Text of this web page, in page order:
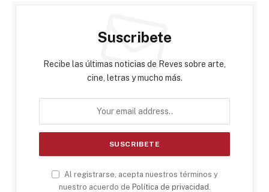
Suscribete
Recibe las últimas noticias de Reves sobre arte,
cine, letras y mucho más.
Al registrarse, acepta nuestros términos y
nuestro acuerdo de Política de privacidad